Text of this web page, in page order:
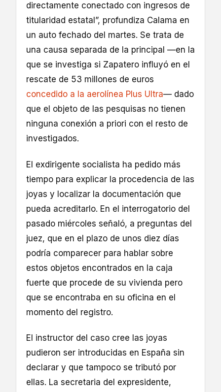
directamente conectado con ingresos de
titularidad estatal”, profundiza Calama en
un auto fechado del martes. Se trata de
una causa separada de la principal —en la
que se investiga si Zapatero influyó en el
rescate de 53 millones de euros
concedido a la aerolínea Plus Ultra— dado
que el objeto de las pesquisas no tienen
ninguna conexión a priori con el resto de
investigados.
El exdirigente socialista ha pedido más
tiempo para explicar la procedencia de las
joyas y localizar la documentación que
pueda acreditarlo. En el interrogatorio del
pasado miércoles señaló, a preguntas del
juez, que en el plazo de unos diez días
podría comparecer para hablar sobre
estos objetos encontrados en la caja
fuerte que procede de su vivienda pero
que se encontraba en su oficina en el
momento del registro.
El instructor del caso cree las joyas
pudieron ser introducidas en España sin
declarar y que tampoco se tributó por
ellas. La secretaria del expresidente,